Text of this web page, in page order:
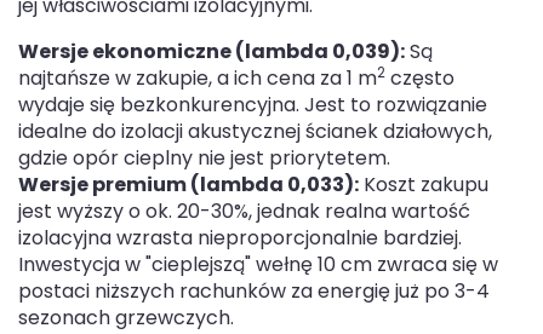
Wersje ekonomiczne (lambda 0,039):Są
najtańsze w zakupie, a ich cena za 1 m2 często
wydaje się bezkonkurencyjna. Jest to rozwiązanie
idealne do izolacji akustycznej ścianek działowych,
gdzie opór cieplny nie jest priorytetem.
Wersje premium (lambda 0,033): Koszt zakupu
jest wyższy o ok. 20-30%, jednak realna wartość
izolacyjna wzrasta nieproporcjonalnie bardziej.
Inwestycja w "cieplejszą" wełnę 10 cm zwraca się w
postaci niższych rachunków za energię już po 3-4
sezonach grzewczych.